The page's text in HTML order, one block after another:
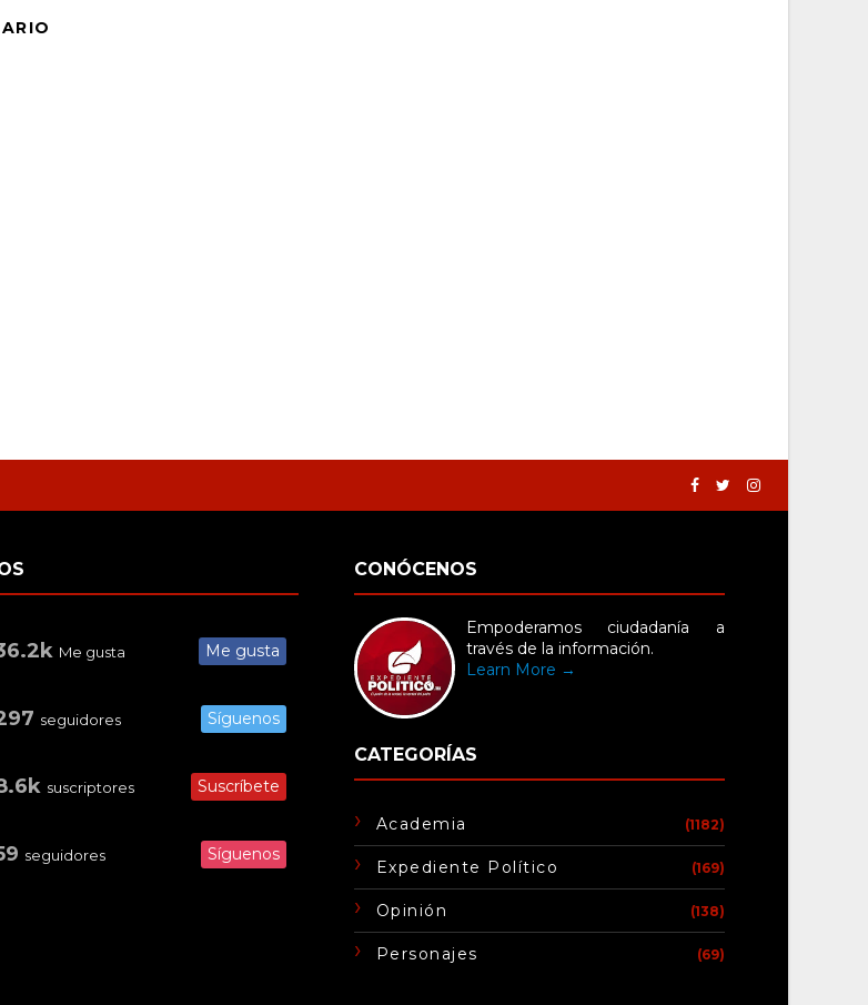
Me gusta Me gusta
seguidores Síguenos
suscriptores Suscríbete
seguidores Síguenos
CONÓCENOS
Empoderamos ciudadanía a
través de la información.
Learn More →
CATEGORÍAS
Academia (1182)
Expediente Político (169)
Opinión (138)
Personajes (69)